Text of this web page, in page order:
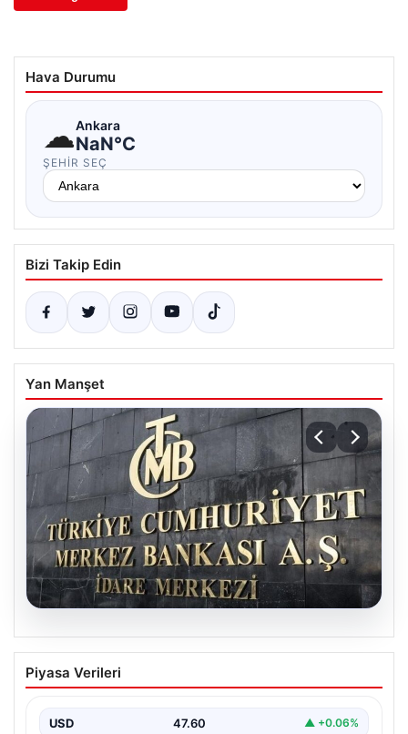
Hava Durumu
☁Ankara
NaN°C
ŞEHIR SEÇ
Bizi Takip Edin
Yan Manşet
Merkez Bankası Nisan Ayı Faiz Kararı Ne
Zaman Açıklanacak? Ekonomistlerin
Türkiye Cumhuriyet Merkez Bankası (TCMB) Para
Piyasa Verileri
USD 47.60 ▲ +0.06%